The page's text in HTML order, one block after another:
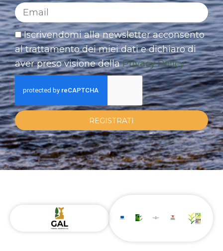
Iscrivendomi alla newsletter acconsento
al trattamento dei miei dati e dichiaro di
aver preso visione dellaPrivacy Policy
REGISTRATI